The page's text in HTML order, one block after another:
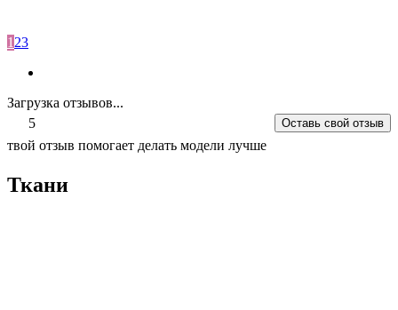
1 23
Загрузка отзывов...
5
Оставь свой отзыв
твой отзыв помогает делать модели лучше
Ткани